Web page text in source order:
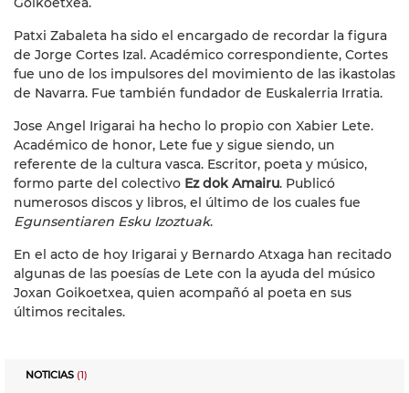
Patxi Zabaleta ha sido el encargado de recordar la figura
de Jorge Cortes Izal. Académico correspondiente, Cortes
fue uno de los impulsores del movimiento de las ikastolas
de Navarra. Fue también fundador de Euskalerria Irratia.
Jose Angel Irigarai ha hecho lo propio con Xabier Lete.
Académico de honor, Lete fue y sigue siendo, un
referente de la cultura vasca. Escritor, poeta y músico,
formo parte del colectivo Ez dok Amairu. Publicó
numerosos discos y libros, el último de los cuales fue
Egunsentiaren Esku Izoztuak.
En el acto de hoy Irigarai y Bernardo Atxaga han recitado
algunas de las poesías de Lete con la ayuda del músico
Joxan Goikoetxea, quien acompañó al poeta en sus
últimos recitales.
NOTICIAS (1)